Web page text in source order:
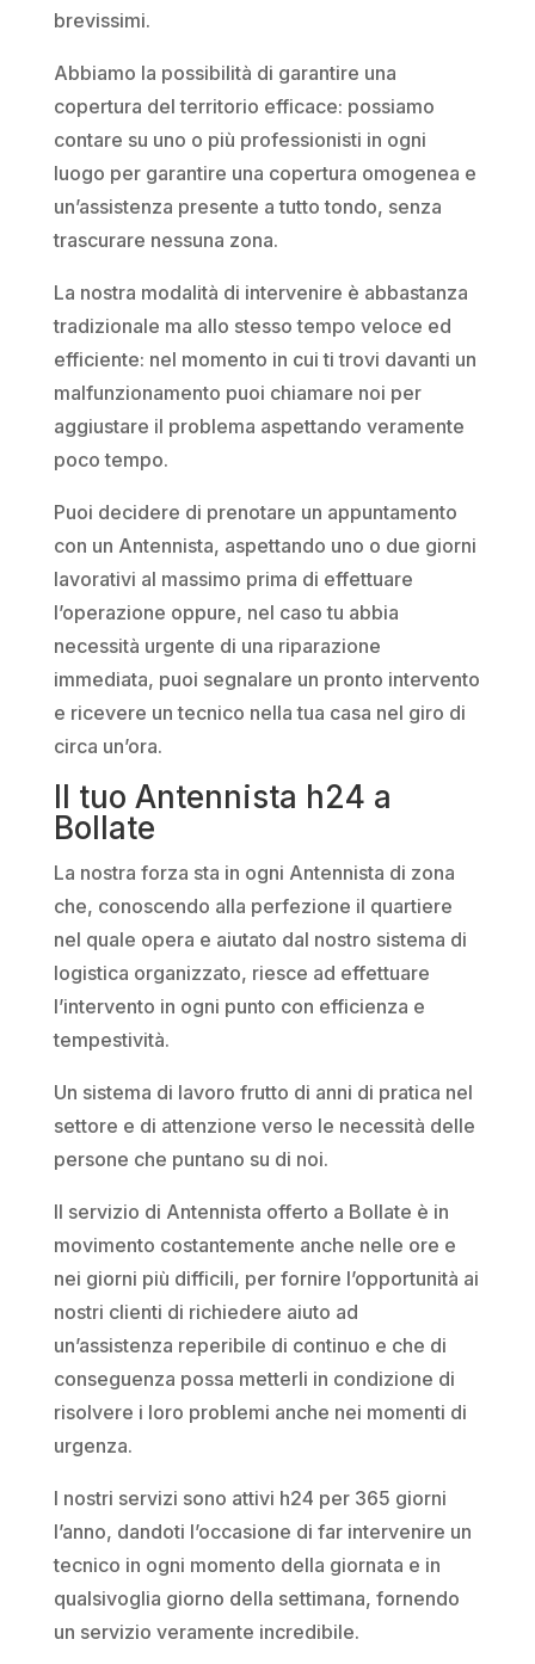
brevissimi.
Abbiamo la possibilità di garantire una
copertura del territorio efficace: possiamo
contare su uno o più professionisti in ogni
luogo per garantire una copertura omogenea e
un’assistenza presente a tutto tondo, senza
trascurare nessuna zona.
La nostra modalità di intervenire è abbastanza
tradizionale ma allo stesso tempo veloce ed
efficiente: nel momento in cui ti trovi davanti un
malfunzionamento puoi chiamare noi per
aggiustare il problema aspettando veramente
poco tempo.
Puoi decidere di prenotare un appuntamento
con un Antennista, aspettando uno o due giorni
lavorativi al massimo prima di effettuare
l’operazione oppure, nel caso tu abbia
necessità urgente di una riparazione
immediata, puoi segnalare un pronto intervento
e ricevere un tecnico nella tua casa nel giro di
circa un’ora.
Il tuo Antennista h24 a
Bollate
La nostra forza sta in ogni Antennista di zona
che, conoscendo alla perfezione il quartiere
nel quale opera e aiutato dal nostro sistema di
logistica organizzato, riesce ad effettuare
l’intervento in ogni punto con efficienza e
tempestività.
Un sistema di lavoro frutto di anni di pratica nel
settore e di attenzione verso le necessità delle
persone che puntano su di noi.
Il servizio di Antennista offerto a Bollate è in
movimento costantemente anche nelle ore e
nei giorni più difficili, per fornire l’opportunità ai
nostri clienti di richiedere aiuto ad
un’assistenza reperibile di continuo e che di
conseguenza possa metterli in condizione di
risolvere i loro problemi anche nei momenti di
urgenza.
I nostri servizi sono attivi h24 per 365 giorni
l’anno, dandoti l’occasione di far intervenire un
tecnico in ogni momento della giornata e in
qualsivoglia giorno della settimana, fornendo
un servizio veramente incredibile.